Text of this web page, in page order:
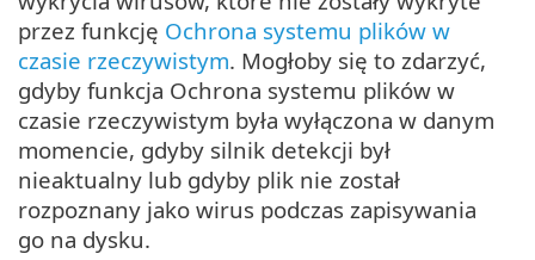
przez funkcję Ochrona systemu plików w
czasie rzeczywistym. Mogłoby się to zdarzyć,
gdyby funkcja Ochrona systemu plików w
czasie rzeczywistym była wyłączona w danym
momencie, gdyby silnik detekcji był
nieaktualny lub gdyby plik nie został
rozpoznany jako wirus podczas zapisywania
go na dysku.